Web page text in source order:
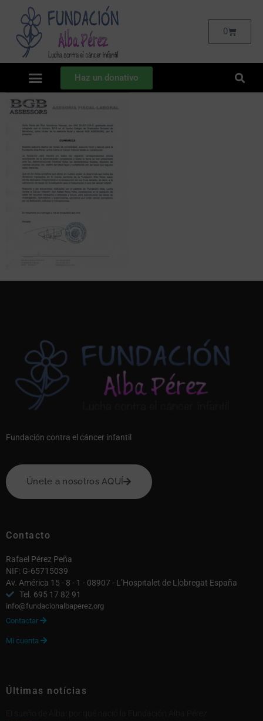
0
Haz un donativo
Fundación contra el cáncer infantil
Únete a nosotros AQUÍ
Contacto
Rafael Pérez Peña
NIF: G-65715039
Av. América 15 - 8 - 1 - 08907 - L’Hospitalet de Llobregat España
Tel. 695 17 82 91
info@fundacionalbaperez.org
Contactar 
Mi cuenta 
Últimas notícias